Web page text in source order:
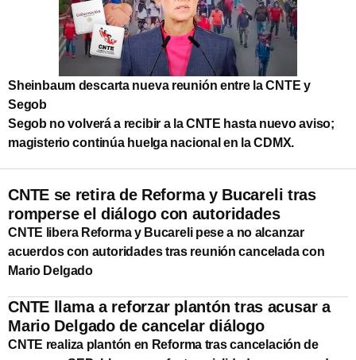
Sheinbaum descarta nueva reunión entre la CNTE y
Segob
Segob no volverá a recibir a la CNTE hasta nuevo aviso;
magisterio continúa huelga nacional en la CDMX.
CNTE se retira de Reforma y Bucareli tras
romperse el diálogo con autoridades
CNTE libera Reforma y Bucareli pese a no alcanzar
acuerdos con autoridades tras reunión cancelada con
Mario Delgado
CNTE llama a reforzar plantón tras acusar a
Mario Delgado de cancelar diálogo
CNTE realiza plantón en Reforma tras cancelación de